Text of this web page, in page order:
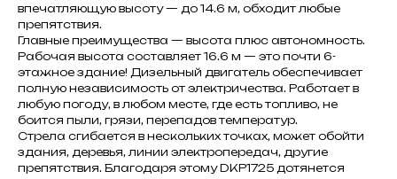
впечатляющую высоту — до 14.6 м, обходит любые
препятствия.
Главные преимущества — высота плюс автономность.
Рабочая высота составляет 16.6 м — это почти 6-
этажное здание! Дизельный двигатель обеспечивает
полную независимость от электричества. Работает в
любую погоду, в любом месте, где есть топливо, не
боится пыли, грязи, перепадов температур.
Стрела сгибается в нескольких точках, может обойти
здания, деревья, линии электропередач, другие
препятствия. Благодаря этому DKP1725 дотянется